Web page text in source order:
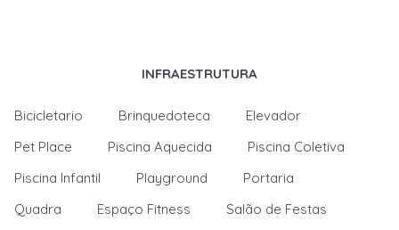
INFRAESTRUTURA
Bicicletario Brinquedoteca
Elevador
Pet Place
Piscina Aquecida
Piscina Coletiva
Piscina Infantil
Playground
Portaria
Quadra
Espaço Fitness
Salão de Festas